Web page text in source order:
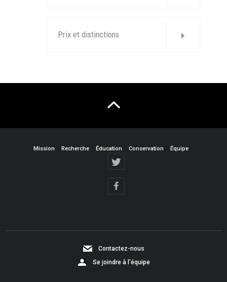
Prix et distinctions
Mission Recherche Éducation Conservation Équipe
Contactez-nous
Se joindre à l’équipe